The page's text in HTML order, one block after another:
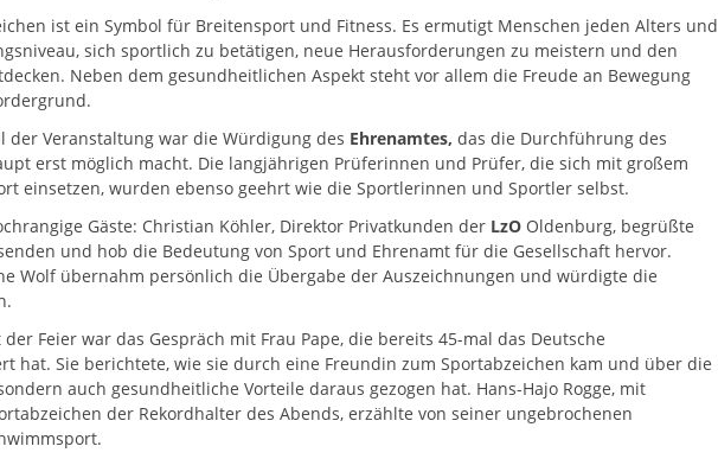
ist ein Symbol für Breitensport und Fitness. Es ermutigt Menschen jeden Alters und
sich sportlich zu betätigen, neue Herausforderungen zu meistern und den
Neben dem gesundheitlichen Aspekt steht vor allem die Freude an Bewegung
der Veranstaltung war die Würdigung des Ehrenamtes, das die Durchführung des
erst möglich macht. Die langjährigen Prüferinnen und Prüfer, die sich mit großem
einsetzen, wurden ebenso geehrt wie die Sportlerinnen und Sportler selbst.
Gäste: Christian Köhler, Direktor Privatkunden der LzO Oldenburg, begrüßte
und hob die Bedeutung von Sport und Ehrenamt für die Gesellschaft hervor.
Wolf übernahm persönlich die Übergabe der Auszeichnungen und würdigte die
Feier war das Gespräch mit Frau Pape, die bereits 45-mal das Deutsche
hat. Sie berichtete, wie sie durch eine Freundin zum Sportabzeichen kam und über die
auch gesundheitliche Vorteile daraus gezogen hat. Hans-Hajo Rogge, mit
der Rekordhalter des Abends, erzählte von seiner ungebrochenen